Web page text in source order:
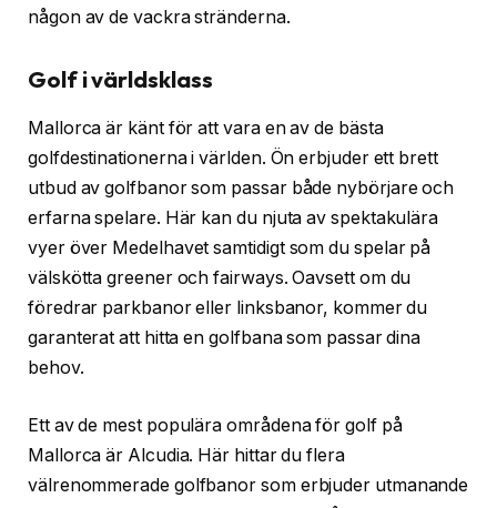
någon av de vackra stränderna.
Golf i världsklass
Mallorca är känt för att vara en av de bästa
golfdestinationerna i världen. Ön erbjuder ett brett
utbud av golfbanor som passar både nybörjare och
erfarna spelare. Här kan du njuta av spektakulära
vyer över Medelhavet samtidigt som du spelar på
välskötta greener och fairways. Oavsett om du
föredrar parkbanor eller linksbanor, kommer du
garanterat att hitta en golfbana som passar dina
behov.
Ett av de mest populära områdena för golf på
Mallorca är Alcudia. Här hittar du flera
välrenommerade golfbanor som erbjuder utmanande